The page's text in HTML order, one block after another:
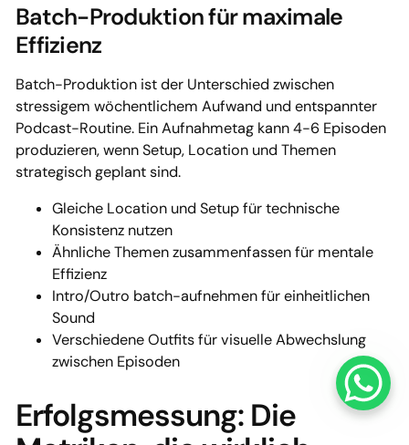
Batch-Produktion für maximale
Effizienz
Batch-Produktion ist der Unterschied zwischen
stressigem wöchentlichem Aufwand und entspannter
Podcast-Routine. Ein Aufnahmetag kann 4-6 Episoden
produzieren, wenn Setup, Location und Themen
strategisch geplant sind.
Gleiche Location und Setup für technische
Konsistenz nutzen
Ähnliche Themen zusammenfassen für mentale
Effizienz
Intro/Outro batch-aufnehmen für einheitlichen
Sound
Verschiedene Outfits für visuelle Abwechslung
zwischen Episoden
Erfolgsmessung: Die